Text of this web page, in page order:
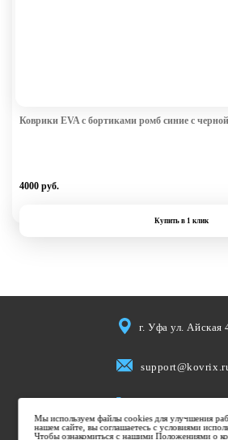
Коврики EVA с бортиками ромб синие с
4000 руб.
Купить в 1 клик
г. Уфа ул. Айская
Мы используем файлы cookies для улучшения
нашем сайте, вы соглашаетесь с условиями
Чтобы ознакомиться с нашими Положениями о